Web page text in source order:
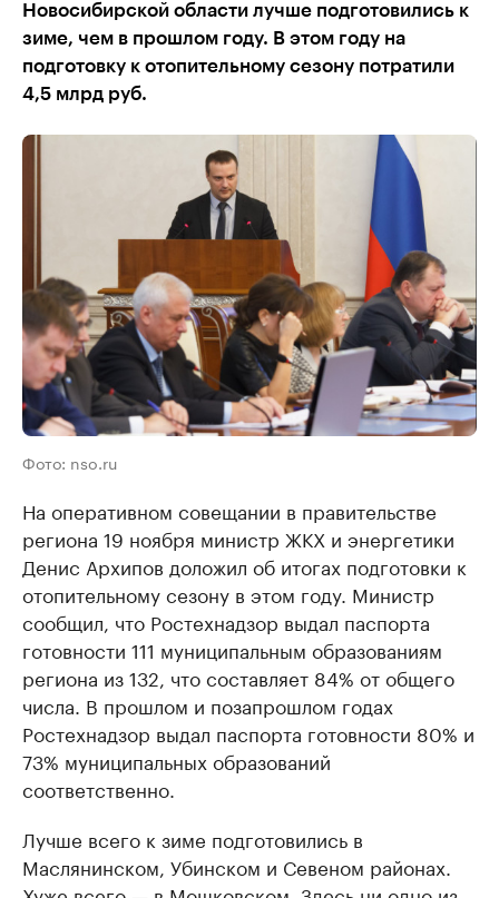
Новосибирской области лучше подготовились к
зиме, чем в прошлом году. В этом году на
подготовку к отопительному сезону потратили
4,5 млрд руб.
Фото: nso.ru
На оперативном совещании в правительстве
региона 19 ноября министр ЖКХ и энергетики
Денис Архипов доложил об итогах подготовки к
отопительному сезону в этом году. Министр
сообщил, что Ростехнадзор выдал паспорта
готовности 111 муниципальным образованиям
региона из 132, что составляет 84% от общего
числа. В прошлом и позапрошлом годах
Ростехнадзор выдал паспорта готовности 80% и
73% муниципальных образований
соответственно.
Лучше всего к зиме подготовились в
Маслянинском, Убинском и Севеном районах.